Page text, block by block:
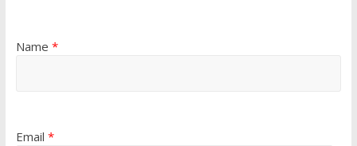
Name *
Email *